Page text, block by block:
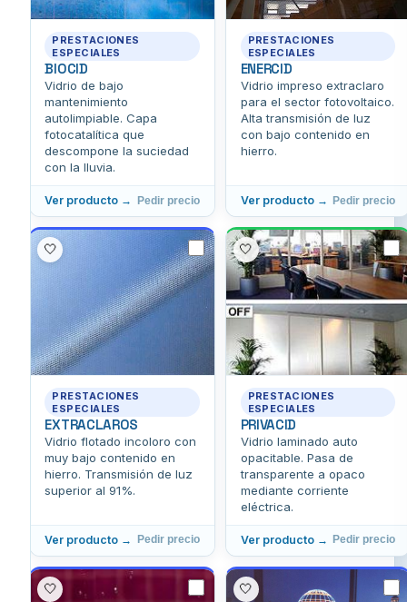
PRESTACIONES
ESPECIALES
BIOCID
Vidrio de bajo
mantenimiento
autolimpiable. Capa
fotocatalítica que
descompone la suciedad
con la lluvia.
Ver producto → Pedir precio
PRESTACIONES
ESPECIALES
ENERCID
Vidrio impreso extraclaro
para el sector fotovoltaico.
Alta transmisión de luz
con bajo contenido en
hierro.
Ver producto → Pedir precio
PRESTACIONES
ESPECIALES
EXTRACLAROS
Vidrio flotado incoloro con
muy bajo contenido en
hierro. Transmisión de luz
superior al 91%.
Ver producto → Pedir precio
🤍
PRESTACIONES
ESPECIALES
PRIVACID
Vidrio laminado auto
opacitable. Pasa de
transparente a opaco
mediante corriente
eléctrica.
Ver producto → Pedir precio
🤍
🤍 🤍